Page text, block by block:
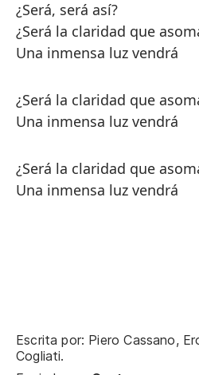
¿Será, será así?
¿Será la claridad que
Una inmensa luz vendrá
¿Será la claridad que
Una inmensa luz vendrá
¿Será la claridad que
Una inmensa luz vendrá
Escrita por: Piero Cassano,
Cogliati.